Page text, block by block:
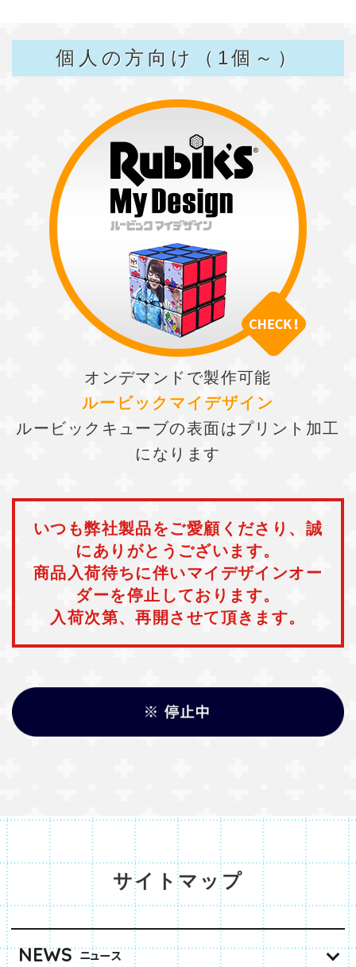
個人の方向け（1個～）
オンデマンドで製作可能
ルービックマイデザイン
ルービックキューブの表面はプリント加工
になります
いつも弊社製品をご愛顧くださり、誠
にありがとうございます。
商品入荷待ちに伴いマイデザインオー
ダーを停止しております。
入荷次第、再開させて頂きます。
サイトマップ
NEWS ニュース